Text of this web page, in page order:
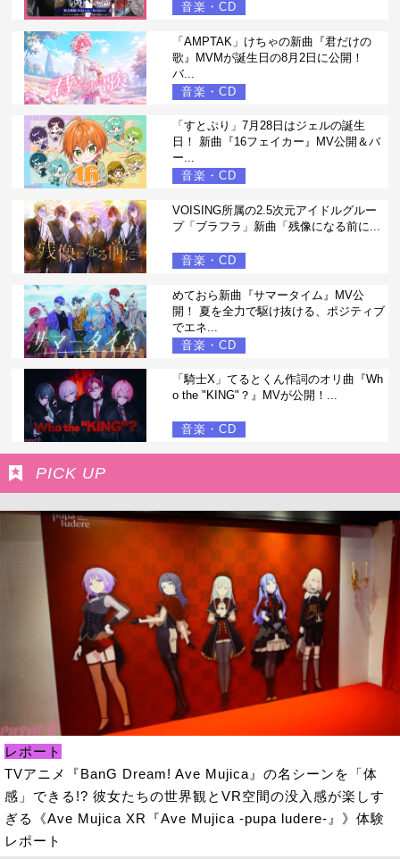
音楽・CD
「AMPTAK」けちゃの新曲『君だけの
歌』MVMが誕生日の8月2日に公開！
バ...
音楽・CD
「すとぷり」7月28日はジェルの誕生
日！ 新曲『16フェイカー』MV公開＆バ
ー...
音楽・CD
VOISING所属の2.5次元アイドルグルー
プ「ブラフラ」新曲「残像になる前に...
音楽・CD
めておら新曲『サマータイム』MV公
開！ 夏を全力で駆け抜ける、ポジティブ
でエネ...
音楽・CD
「騎士X」てるとくん作詞のオリ曲『Wh
o the "KING"？』MVが公開！...
音楽・CD
PICK UP
レポート
TVアニメ『BanG Dream! Ave Mujica』の名シーンを「体
感」できる!? 彼女たちの世界観とVR空間の没入感が楽しす
ぎる《Ave Mujica XR『Ave Mujica -pupa ludere-』》体験
レポート